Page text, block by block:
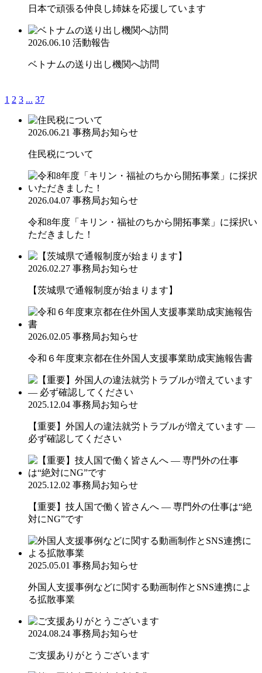
日本で頑張る仲良し姉妹を応援しています
2026.06.10 活動報告
ベトナムの送り出し機関へ訪問
1 2 3 ... 37
2026.06.21 事務局お知らせ
住民税について
2026.04.07 事務局お知らせ
令和8年度「キリン・福祉のちから開拓事業」に採択い
ただきました！
2026.02.27 事務局お知らせ
【茨城県で通報制度が始まります】
2026.02.05 事務局お知らせ
令和６年度東京都在住外国人支援事業助成実施報告書
2025.12.04 事務局お知らせ
【重要】外国人の違法就労トラブルが増えています ―
必ず確認してください
2025.12.02 事務局お知らせ
【重要】技人国で働く皆さんへ ― 専門外の仕事は“絶
対にNG”です
2025.05.01 事務局お知らせ
外国人支援事例などに関する動画制作とSNS連携によ
る拡散事業
2024.08.24 事務局お知らせ
ご支援ありがとうございます